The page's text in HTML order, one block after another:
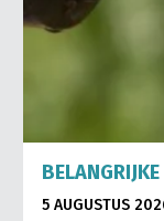
5 AUGUSTUS